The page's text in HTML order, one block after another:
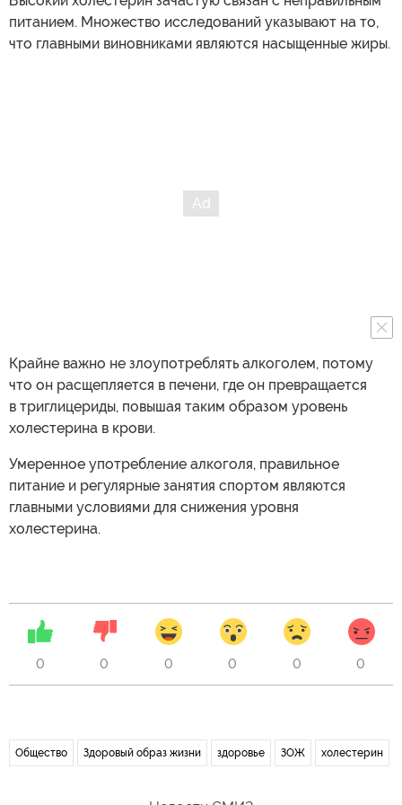
питанием. Множество исследований указывают на то,
что главными виновниками являются насыщенные жиры.
Крайне важно не злоупотреблять алкоголем, потому
что он расщепляется в печени, где он превращается
в триглицериды, повышая таким образом уровень
холестерина в крови.
Умеренное употребление алкоголя, правильное
питание и регулярные занятия спортом являются
главными условиями для снижения уровня
холестерина.
0 0 0 0 0 0
Общество Здоровый образ жизни здоровье ЗОЖ холестерин